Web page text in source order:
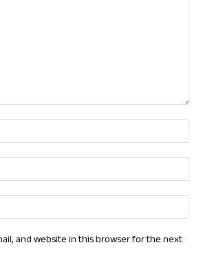
and website in this browser for the next